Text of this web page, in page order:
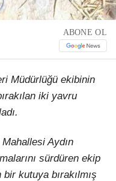
ABONE OL
Müdürlüğü ekibinin
iki yavru
Aydın
sürdüren ekip
kutuya bırakılmış